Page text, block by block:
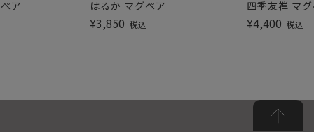
ア はるか マグペア
¥3,850 税込
四季友禅 マ
¥4,400 税込